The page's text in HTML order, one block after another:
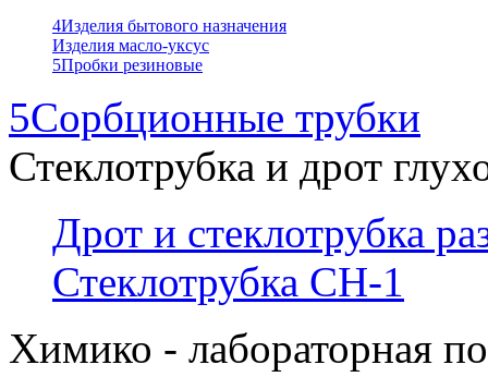
4Изделия бытового назначения
Изделия масло-уксус
5Пробки резиновые
5Сорбционные трубки
Стеклотрубка и дрот
Дрот и стеклотрубка
Стеклотрубка СН-1
Химико - лабораторная